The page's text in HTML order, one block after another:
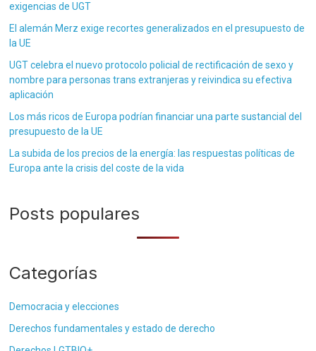
exigencias de UGT
El alemán Merz exige recortes generalizados en el presupuesto de
la UE
UGT celebra el nuevo protocolo policial de rectificación de sexo y
nombre para personas trans extranjeras y reivindica su efectiva
aplicación
Los más ricos de Europa podrían financiar una parte sustancial del
presupuesto de la UE
La subida de los precios de la energía: las respuestas políticas de
Europa ante la crisis del coste de la vida
Posts populares
Categorías
Democracia y elecciones
Derechos fundamentales y estado de derecho